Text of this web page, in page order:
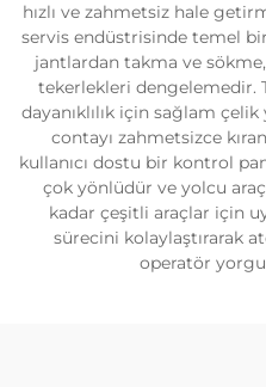
hızlı ve zahmetsiz hale
servis endüstrisinde temel
jantlardan takma ve sökme,
tekerlekleri dengelemedir.
dayanıklılık için sağlam çelik
contayı zahmetsizce
kullanıcı dostu bir kontrol
çok yönlüdür ve yolcu
kadar çeşitli araçlar için
sürecini kolaylaştırarak
operatör